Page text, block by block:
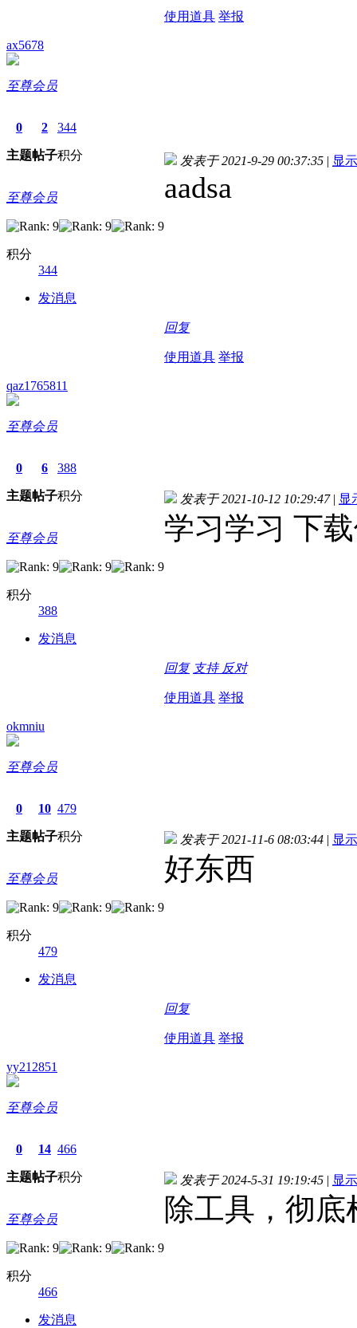
使用道具 举报
ax5678
至尊会员
0
主题
2
帖子
344
积分
至尊会员
积分
344
发消息
发表于 2021-9-29 00:37:35 显
aadsa
回复
使用道具 举报
qaz1765811
至尊会员
0
主题
6
帖子
388
积分
至尊会员
积分
388
发消息
发表于 2021-10-12 10:29:47 显
学习学习 下
回复 支持 反对
使用道具 举报
okmniu
至尊会员
0
主题
10
帖子
479
积分
至尊会员
积分
479
发消息
发表于 2021-11-6 08:03:44 显
好东西
回复
使用道具 举报
yy212851
至尊会员
0
主题
14
帖子
466
积分
至尊会员
积分
466
发消息
发表于 2024-5-31 19:19:45 显
除工具，彻